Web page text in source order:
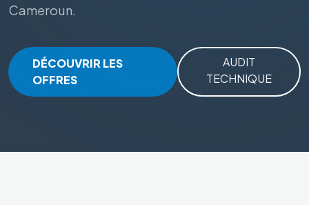
Cameroun.
DÉCOUVRIR LES
OFFRES
AUDIT
TECHNIQUE